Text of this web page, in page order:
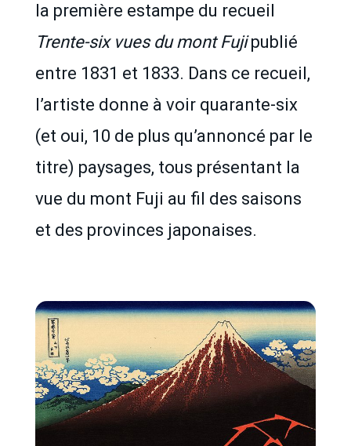
la première estampe du recueil
Trente-six vues du mont Fujipublié
entre 1831 et 1833. Dans ce recueil,
l’artiste donne à voir quarante-six
(et oui, 10 de plus qu’annoncé par le
titre) paysages, tous présentant la
vue du mont Fuji au fil des saisons
et des provinces japonaises.